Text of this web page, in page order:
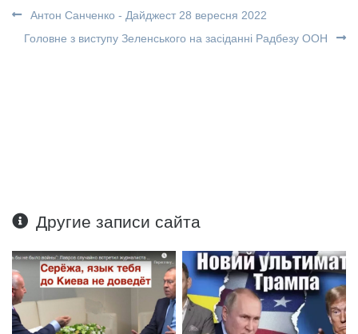
Антон Санченко - Дайджест 28 вересня 2022
Головне з виступу Зеленського на засіданні Радбезу ООН
Другие записи сайта